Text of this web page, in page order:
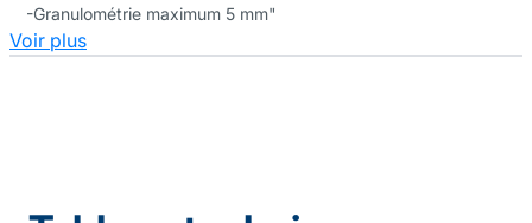
-Granulométrie maximum 5 mm"
Voir plus